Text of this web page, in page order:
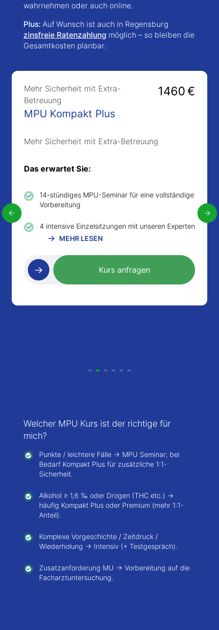
wahrnehmen oder auch online.
Plus: Auf Wunsch ist auch in Regensburg
zinsfreie Ratenzahlung möglich – so bleiben die
Gesamtkosten planbar.
Mehr Sicherheit mit Extra-
Betreuung
MPU Kompakt Plus
1460 €
Mehr Sicherheit mit Extra-Betreuung
Das erwartet Sie:
14-stündiges MPU-Seminar für eine vollständige
Vorbereitung
4 intensive Einzelsitzungen mit unseren Experten
inklusive
Test-Gespräch als Check-Up zur MPU
MEHR LESEN
Kurs anfragen
Welcher MPU Kurs ist der richtige für
mich?
Punkte / leichtere Fälle → MPU Seminar; bei
Bedarf Kompakt Plus für zusätzliche 1:1-
Sicherheit.
Alkohol ≥ 1,6 ‰ oder Drogen (THC etc.) →
häufig Kompakt Plus oder Premium (mehr 1:1-
Anteil).
Komplexe Vorgeschichte / Zeitdruck /
Wiederholung → Intensiv (+ Testgespräch).
Zusatzanforderung MU → Vorbereitung auf die
Facharztuntersuchung.